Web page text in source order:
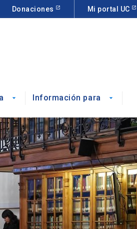
Donaciones Mi portal UC
arrow_drop_down Información para arrow_drop_down